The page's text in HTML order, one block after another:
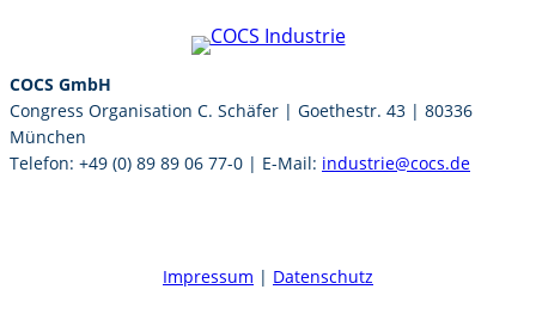
COCS GmbH
Congress Organisation C. Schäfer | Goethestr. 43 | 80336
München
Telefon: +49 (0) 89 89 06 77-0 | E-Mail: industrie@cocs.de
Impressum | Datenschutz